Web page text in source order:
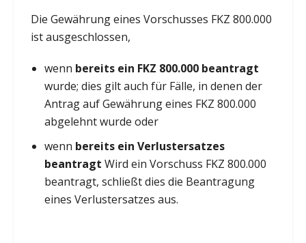
Die Gewährung eines Vorschusses FKZ 800.000
ist ausgeschlossen,
wenn bereits ein FKZ 800.000 beantragt
wurde; dies gilt auch für Fälle, in denen der
Antrag auf Gewährung eines FKZ 800.000
abgelehnt wurde oder
wenn bereits ein Verlustersatzes
beantragt Wird ein Vorschuss FKZ 800.000
beantragt, schließt dies die Beantragung
eines Verlustersatzes aus.